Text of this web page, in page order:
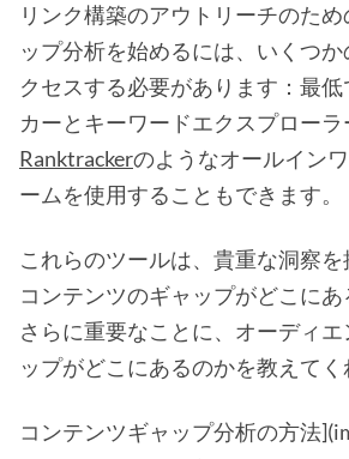
リンク構築のアウトリーチのた
ップ分析を始めるには、いくつか
クセスする必要があります：最
カーとキーワードエクスプローラ
Ranktrackerのようなオールイン
ームを使用することもできます。
これらのツールは、貴重な洞察
コンテンツのギャップがどこにあ
さらに重要なことに、オーディ
ップがどこにあるのかを教えてく
コンテンツギャップ分析の方法